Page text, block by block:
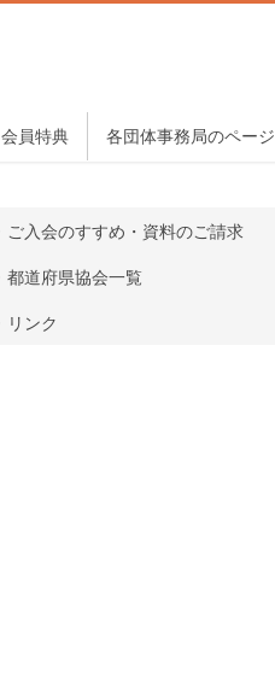
会員特典 各団体事務局のページ
ご入会のすすめ・資料のご請求
都道府県協会一覧
リンク